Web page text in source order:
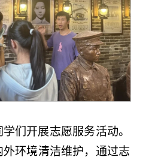
们开展志愿服务活动。
环境清洁维护，通过志